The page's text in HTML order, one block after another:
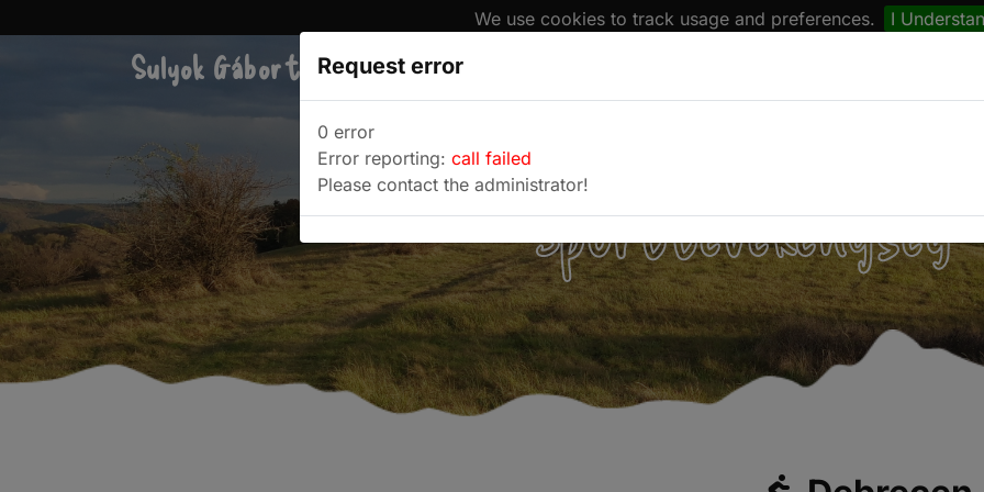
We use cookies to track usage and preferences. I
Sulyok Gábor túrablogja Túranaptár
Sporttevékenység
Request error
0 error
Error reporting: call failed
Please contact the administrator!